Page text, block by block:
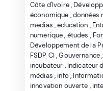
Côte d'Ivoire,
économique ,données
medias ,education ,
numerique, études ,
Développement de la
FSDP CI ,Gouvernance
incubateur , Indicateur
médias , info ,
innovation ouverte ,